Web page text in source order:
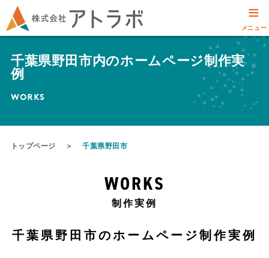
≡
メニュー
千葉県野田市内のホームページ制作実
例
WORKS
トップページ ＞千葉県野田市
WORKS
制作実例
千葉県野田市のホームページ制作実例